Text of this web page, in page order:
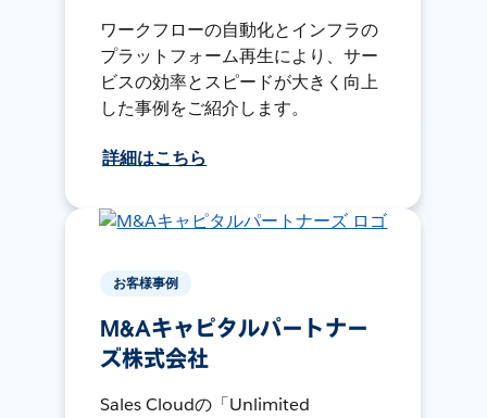
ワークフローの自動化とインフラの
プラットフォーム再生により、サー
ビスの効率とスピードが大きく向上
した事例をご紹介します。
詳細はこちら
お客様事例
M&Aキャピタルパートナー
ズ株式会社
Sales Cloudの「Unlimited